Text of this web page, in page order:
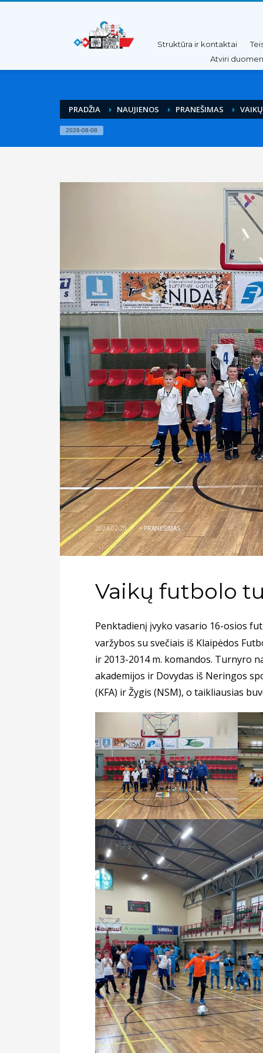
Pereiti
Pereiti
Struktūra ir kontaktai
Atviri
PRADŽIA NAUJIENOS PRANEŠIMAS
2026-08-08
2024-02-20 / >PRANEŠIMAS
Vaikų futbolo
Penktadienį įvyko vasario 16-osios
varžybos su svečiais iš Klaipėdos
ir 2013-2014 m. komandos. Turnyro
akademijos ir Dovydas iš Neringos
(KFA) ir Žygis (NSM), o taikliausias